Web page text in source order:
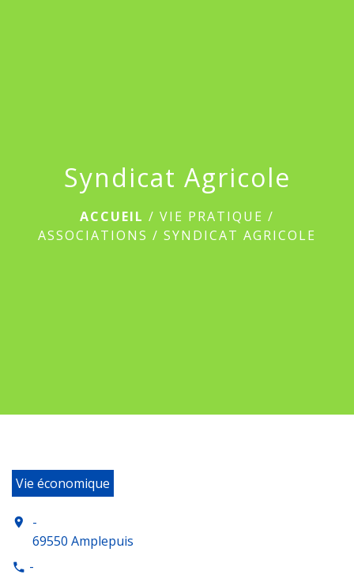
Syndicat Agricole
ACCUEIL / VIE PRATIQUE /
ASSOCIATIONS / SYNDICAT AGRICOLE
Vie économique
location_on
-
69550 Amplepuis
phone -